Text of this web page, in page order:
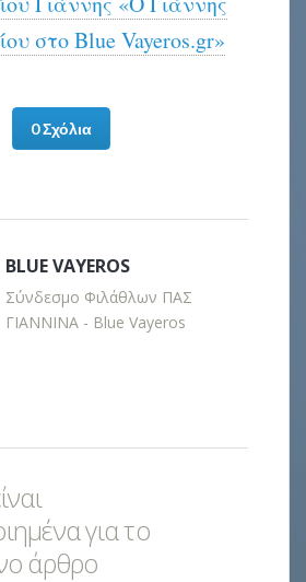
στο Blue Vayeros.gr»
0 Σχόλια
BLUE VAYEROS
Σύνδεσμο Φιλάθλων ΠΑΣ
ΓΙΑΝΝΙΝΑ - Blue Vayeros
για το
άρθρο